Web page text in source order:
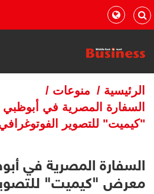
الرئيسية / منوعات /
السفارة المصرية في
"كيميت" للتصوير
السفارة المصرية في
معرض "كيميت"